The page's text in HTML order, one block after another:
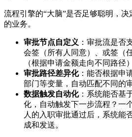
流程引擎的“大脑”是否足够聪明，
的业务。
审批节点自定义 ：审批流是否
会签（所有人同意）、或签（
（根据申请金额走向不同路径
审批路径差异化：能否根据申
部门等变量，自动匹配不同的
数据触发自动化：系统能否基
化，自动触发下一步流程？一
人的入职审批通过后，系统能
成和发送。